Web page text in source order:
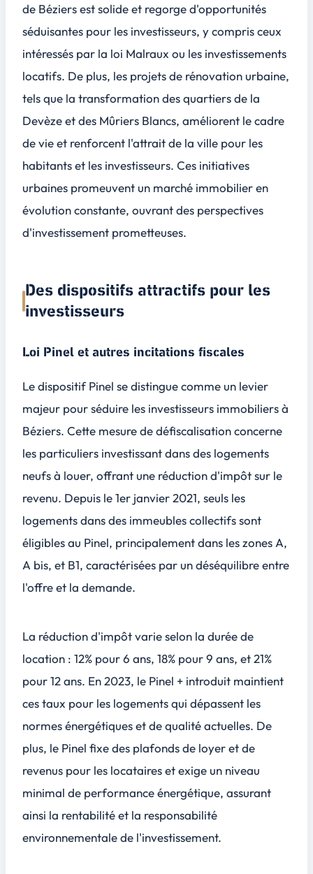
de Béziers est solide et regorge d'opportunités
séduisantes pour les investisseurs, y compris ceux
intéressés par la loi Malraux ou les investissements
locatifs. De plus, les projets de rénovation urbaine,
tels que la transformation des quartiers de la
Devèze et des Mûriers Blancs, améliorent le cadre
de vie et renforcent l'attrait de la ville pour les
habitants et les investisseurs. Ces initiatives
urbaines promeuvent un marché immobilier en
évolution constante, ouvrant des perspectives
d'investissement prometteuses.
Des dispositifs attractifs pour les
investisseurs
Loi Pinel et autres incitations fiscales
Le dispositif Pinel se distingue comme un levier
majeur pour séduire les investisseurs immobiliers à
Béziers. Cette mesure de défiscalisation concerne
les particuliers investissant dans des logements
neufs à louer, offrant une réduction d'impôt sur le
revenu. Depuis le 1er janvier 2021, seuls les
logements dans des immeubles collectifs sont
éligibles au Pinel, principalement dans les zones A,
A bis, et B1, caractérisées par un déséquilibre entre
l'offre et la demande.
La réduction d'impôt varie selon la durée de
location : 12% pour 6 ans, 18% pour 9 ans, et 21%
pour 12 ans. En 2023, le Pinel + introduit maintient
ces taux pour les logements qui dépassent les
normes énergétiques et de qualité actuelles. De
plus, le Pinel fixe des plafonds de loyer et de
revenus pour les locataires et exige un niveau
minimal de performance énergétique, assurant
ainsi la rentabilité et la responsabilité
environnementale de l'investissement.